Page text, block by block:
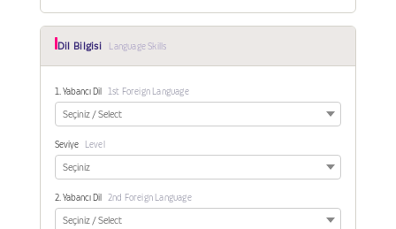
Dil Bilgisi Language Skills
1. Yabancı Dil 1st Foreign Language
Seviye Level
2. Yabancı Dil 2nd Foreign Language